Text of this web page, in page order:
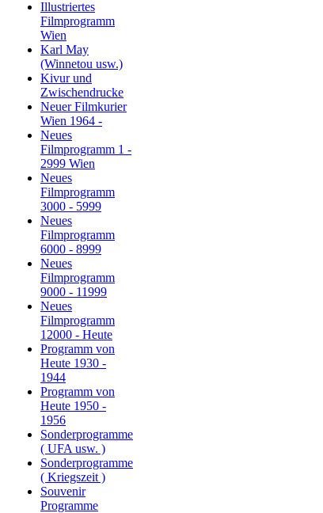
Illustriertes
Filmprogramm
Wien
Karl May
(Winnetou usw.)
Kivur und
Zwischendrucke
Neuer Filmkurier
Wien 1964 -
Neues
Filmprogramm 1 -
2999 Wien
Neues
Filmprogramm
3000 - 5999
Neues
Filmprogramm
6000 - 8999
Neues
Filmprogramm
9000 - 11999
Neues
Filmprogramm
12000 - Heute
Programm von
Heute 1930 -
1944
Programm von
Heute 1950 -
1956
Sonderprogramme
( UFA usw. )
Sonderprogramme
( Kriegszeit )
Souvenir
Programme